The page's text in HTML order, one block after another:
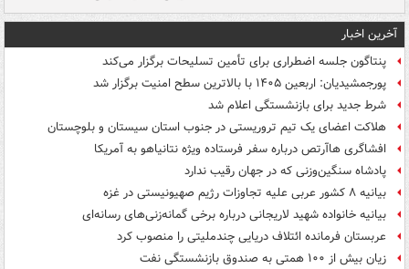
آخرین اخبار
پنتاگون جلسه اضطراری برای تأمین تسلیحات برگزار می‌کند
پورجمشیدیان: اربعین ۱۴۰۵ با بالاترین سطح امنیت برگزار شد
شرط جدید برای بازنشستگی اعلام شد
هلاکت اعضای یک تیم تروریستی در جنوب استان سیستان و بلوچستان
افشاگری هاآرتص درباره سفر فرستاده ویژه نتانیاهو به آمریکا
پادشاه سنگین‌وزنی که در جهان رقیب ندارد
بیانیه ۸ کشور عربی علیه تجاوزات رژیم صهیونیستی در غزه
بیانیه خانواده شهید لاریجانی درباره برخی گمانه‌زنی‌های رسانه‌ای
عربستان فرمانده ائتلاف دریایی چندملیتی را منصوب کرد
زیان بیش از ۱۰۰ همتی به صندوق‌ بازنشستگی نفت